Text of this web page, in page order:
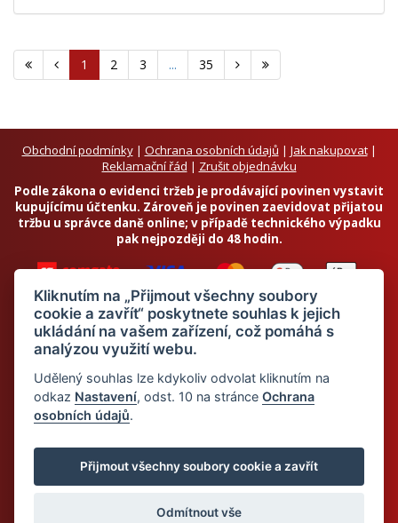
1 2 3 ... 35
Obchodní podmínky| Ochrana osobních údajů | Jak nakupovat|
Reklamační řád | Zrušit objednávku
Podle zákona o evidenci tržeb je prodávající povinen vystavit
kupujícímu účtenku. Zároveň je povinen zaevidovat přijatou
tržbu u správce daně online; v případě technického výpadku
pak nejpozději do 48 hodin.
Chci odebírat newsletter
© 2026 Dietalegre - bílkovinná dieta pro zdravé hubnutí
Kliknutím na „Přijmout všechny soubory
cookie a zavřít“ poskytnete souhlas k jejich
ukládání na vašem zařízení, což pomáhá s
analýzou využití webu.
Udělený souhlas lze kdykoliv odvolat kliknutím na
odkaz Nastavení, odst. 10 na stránceOchrana
osobních údajů.
Přijmout všechny soubory cookie a zavřít
Odmítnout vše